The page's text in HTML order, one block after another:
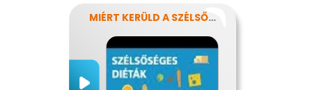
MIÉRT KERÜLD A SZÉLSŐSÉGES DIÉTÁKAT?